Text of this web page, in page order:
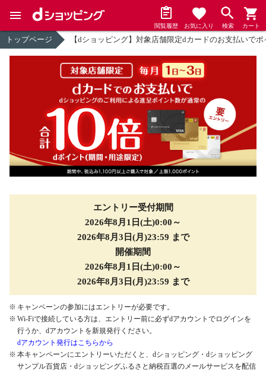
閲覧履歴 お気に入り 検索 カート
トップページ 【dショッピング】対象店舗限定dカードのお支払いで
エントリー受付期間
2026年8月1日(土)0:00～
2026年8月3日(月)23:59 まで
開催期間
2026年8月1日(土)0:00～
2026年8月3日(月)23:59 まで
キャンペーンの参加にはエントリーが必要です。
Wi-Fiで接続している方は、エントリー前に必ずdアカウントでログインを
行うか、dアカウントを新規発行ください。
dアカウント発行はこちらから
本キャンペーンにエントリーいただくと、dショッピング・dショッピング
サンプル百貨店・dショッピングふるさと納税百選のメールサービスを配信